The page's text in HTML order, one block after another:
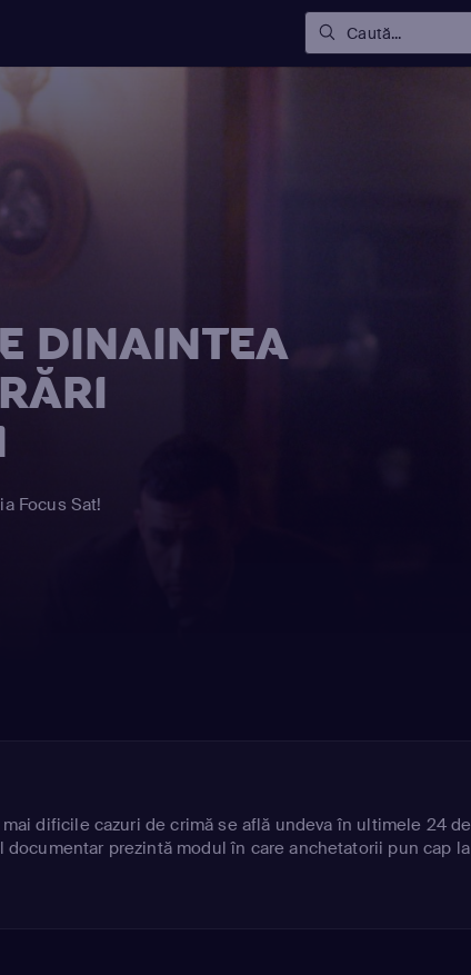
Caută...
DINAINTEA
Focus Sat!
dificile cazuri de crimă se află undeva în ultimele 24 de
prezintă modul în care anchetatorii pun cap la